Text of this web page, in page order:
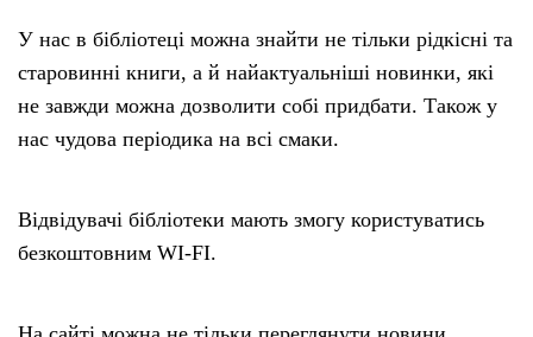
У нас в бібліотеці можна знайти не тільки рідкісні та
старовинні книги, а й найактуальніші новинки, які
не завжди можна дозволити собі придбати. Також у
нас чудова періодика на всі смаки.
Відвідувачі бібліотеки мають змогу користуватись
безкоштовним WI-FI.